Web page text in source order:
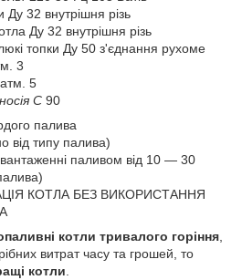
Ду 32 внутрішня різь
Ду 32 внутрішня різь
топки Ду 50 з'єднання рухоме
3
5
С 90
палива
від типу палива)
паливом від 10 — 30
КОТЛА БЕЗ ВИКОРИСТАННЯ
котли тривалого горіння
витрат часу та грошей, то
котли